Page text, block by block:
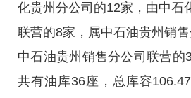
化贵州分公司的12家，由中石
联营的8家，属中石油贵州销
中石油贵州销售分公司联营的
共有油库36座，总库容